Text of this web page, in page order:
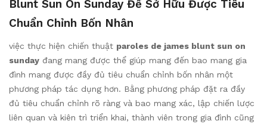
Blunt Sun On Sunday Để Sở Hữu Được Tiêu
Chuẩn Chỉnh Bốn Nhân
việc thực hiện chiến thuật paroles de james blunt sun on
sunday đang mang được thể giúp mang đến bao mang gia
đình mang được đầy đủ tiêu chuẩn chỉnh bốn nhân một
phương pháp tác dụng hơn. Bằng phương pháp đặt ra đầy
đủ tiêu chuẩn chỉnh rõ ràng và bao mang xác, lập chiến lược
liên quan và kiên trì triển khai, thành viên trong gia đình cũng